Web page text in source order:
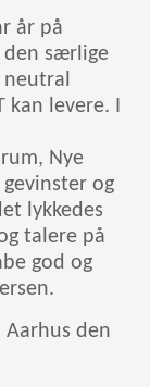
år på
den særlige
levere. I
Nye
og
lykkedes
talere på
god og
Aarhus den